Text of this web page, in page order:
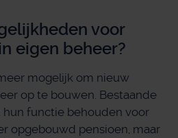
voor
eigen beheer?
mogelijk om nieuw
op te bouwen. Bestaande
hun functie behouden voor
opgebouwd pensioen, maar